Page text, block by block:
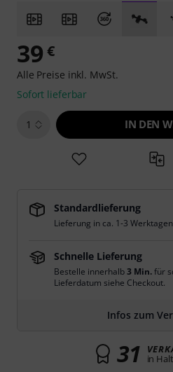
39 €
Alle Preise inkl. MwSt.
Sofort lieferbar
1 IN DEN
Standardlieferung
Lieferung in ca. 1-3 Werktagen
Schnelle Lieferung
Bestelle innerhalb3 Min.für
Lieferdatum siehe Checkout.
Infos zum
31 in